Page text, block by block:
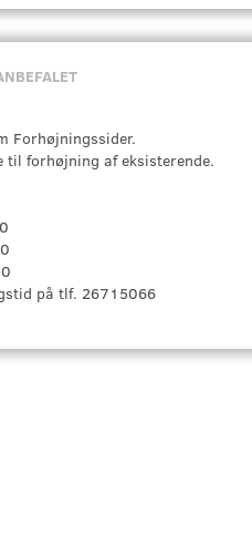
Forhøjningssider.
forhøjning af eksisterende.
på tlf. 26715066